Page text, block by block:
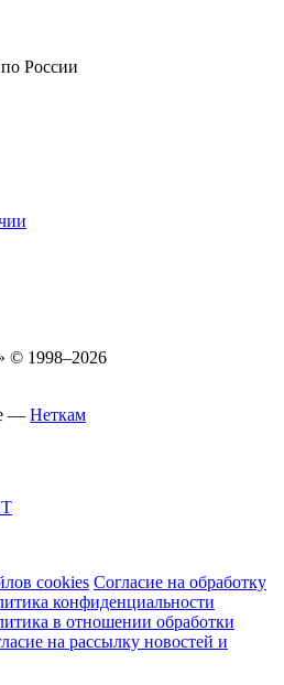
России
1998–2026
— Неткам
cookies Согласие на обработку
конфиденциальности
в отношении обработки
на рассылку новостей и